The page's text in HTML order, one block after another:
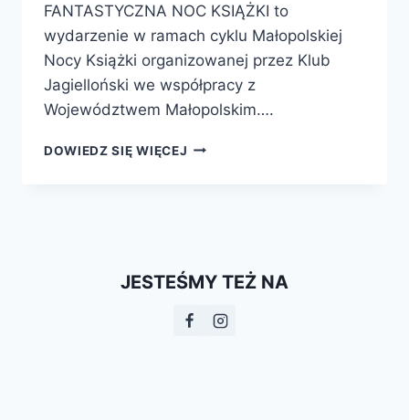
FANTASTYCZNA NOC KSIĄŻKI to
wydarzenie w ramach cyklu Małopolskiej
Nocy Książki organizowanej przez Klub
Jagielloński we współpracy z
Województwem Małopolskim….
DOWIEDZ SIĘ WIĘCEJ FANTASTYCZNA
JESTEŚMY TEŻ NA